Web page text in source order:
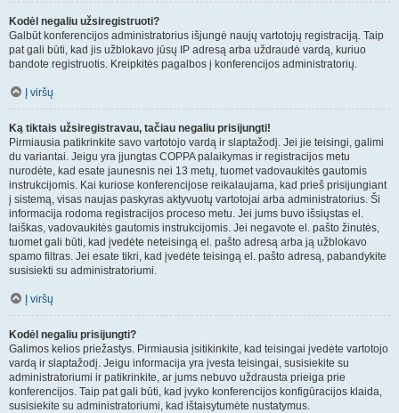
Kodėl negaliu užsiregistruoti?
Galbūt konferencijos administratorius išjungė naujų vartotojų registraciją. Taip
pat gali būti, kad jis užblokavo jūsų IP adresą arba uždraudė vardą, kuriuo
bandote registruotis. Kreipkitės pagalbos į konferencijos administratorių.
Į viršų
Ką tiktais užsiregistravau, tačiau negaliu prisijungti!
Pirmiausia patikrinkite savo vartotojo vardą ir slaptažodį. Jei jie teisingi, galimi
du variantai. Jeigu yra įjungtas COPPA palaikymas ir registracijos metu
nurodėte, kad esate jaunesnis nei 13 metų, tuomet vadovaukitės gautomis
instrukcijomis. Kai kuriose konferencijose reikalaujama, kad prieš prisijungiant
į sistemą, visas naujas paskyras aktyvuotų vartotojai arba administratorius. Ši
informacija rodoma registracijos proceso metu. Jei jums buvo išsiųstas el.
laiškas, vadovaukitės gautomis instrukcijomis. Jei negavote el. pašto žinutės,
tuomet gali būti, kad įvedėte neteisingą el. pašto adresą arba ją užblokavo
spamo filtras. Jei esate tikri, kad įvedėte teisingą el. pašto adresą, pabandykite
susisiekti su administratoriumi.
Į viršų
Kodėl negaliu prisijungti?
Galimos kelios priežastys. Pirmiausia įsitikinkite, kad teisingai įvedėte vartotojo
vardą ir slaptažodį. Jeigu informacija yra įvesta teisingai, susisiekite su
administratoriumi ir patikrinkite, ar jums nebuvo uždrausta prieiga prie
konferencijos. Taip pat gali būti, kad įvyko konferencijos konfigūracijos klaida,
susisiekite su administratoriumi, kad ištaisytumėte nustatymus.